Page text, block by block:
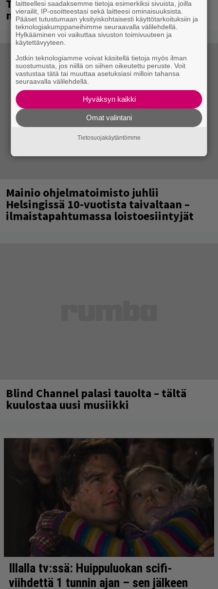
Tampereella sunnuntaina superpäivä –
nämä artistit mukana
Mainio ohjelmatoimisto juhlii
Helsingissä 10-vuotista taivaltaan –
ilmaistapahtumassa loistoesiintyjät
Blind Channel palasi tauolta – tältä
kuulostaa uusi musiikki
laitteellesi saadaksemme tietoja esimerkiksi sivuista, joilla
vierailit, IP-osoitteestasi sekä laitteesi ominaisuuksista.
Pääset tutustumaan yksityiskohtaisesti käyttötarkoituksiin ja
teknologiakumppaneihimme seuraavalla välilehdellä.
Hylkääminen voi vaikuttaa sivuston toimivuuteen ja
käytettävyyteen.
Jotkin teknologiamme voivat käsitellä tietoja myös ilman
suostumusta, jos niillä on siihen oikeutettu peruste. Voit
vastustaa tätä tai muuttaa asetuksiasi milloin tahansa
seuraavalla välilehdellä.
Hyväksyn kaikki
Omat valintani
Tietosuojakäytäntömme